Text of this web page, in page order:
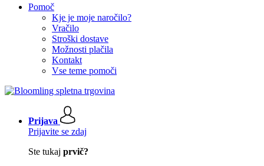
Pomoč
Kje je moje naročilo?
Vračilo
Stroški dostave
Možnosti plačila
Kontakt
Vse teme pomoči
Prijava
Prijavite se zdaj
Ste tukaj prvič?